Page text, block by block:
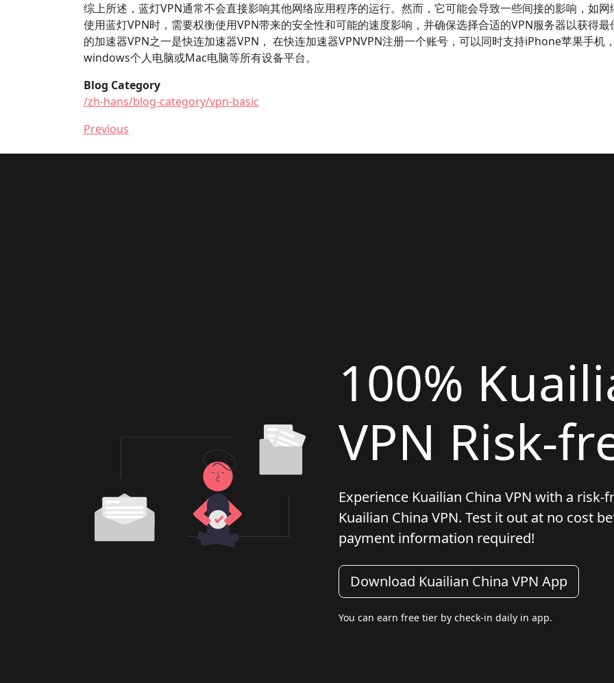
综上所述，蓝灯VPN通常不会直接影响其他网络应用程序的运行。然而，它可能会导致一些间接的影响，如
使用蓝灯VPN时，需要权衡使用VPN带来的安全性和可能的速度影响，并确保选择合适的VPN服务器以获得
的加速器VPN之一是快连加速器VPN， 在快连加速器VPNVPN注册一个账号，可以同时支持iPhone苹果手
windows个人电脑或Mac电脑等所有设备平台。
Blog Category
/zh-hans/blog-category/vpn-basic
Previous
100%
VPN Risk-
Experience Kuailian China VPN with a
Kuailian China VPN. Test it out at no cost
payment information required!
Download Kuailian China VPN App
You can earn free tier by check-in daily in app.